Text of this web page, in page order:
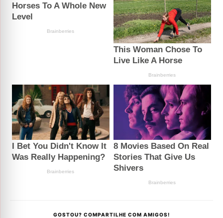
GOSTOU? COMPARTILHE COM AMIGOS!